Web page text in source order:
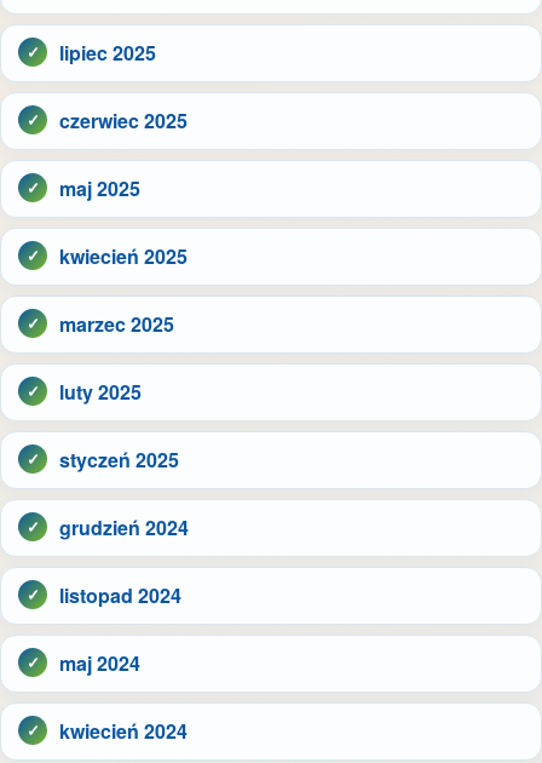
lipiec 2025
czerwiec 2025
maj 2025
kwiecień 2025
marzec 2025
luty 2025
styczeń 2025
grudzień 2024
listopad 2024
maj 2024
kwiecień 2024